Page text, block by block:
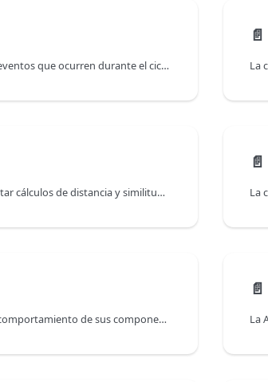
La clase UDPEvent ofrece información sobre los eventos que ocurren durante el ciclo de vida de un socket UDP. Se genera cuando se abre un UDPSocket y se utiliza en las retrollamadas onData, onError, y onTerminate.
📄️
La clase Vector permite manejar vectores y ejecutar cálculos de distancia y similitud entre ellos. Esta clase está disponible en el "class store" de 4D.
📄️
La clase 4D.WebFormItem le permite manejar el comportamiento de sus componentes webform Qodly.
📄️